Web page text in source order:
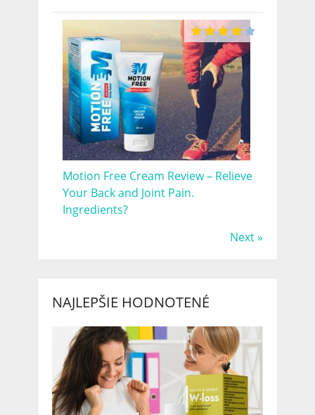
Motion Free Cream Review – Relieve
Your Back and Joint Pain.
Ingredients?
Next »
NAJLEPŠIE HODNOTENÉ